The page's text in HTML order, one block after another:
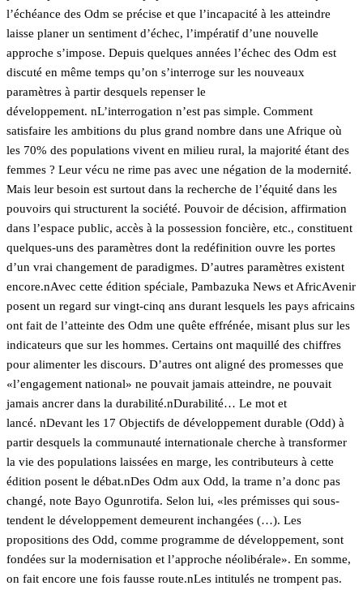
l’échéance des Odm se précise et que l’incapacité à les atteindre
laisse planer un sentiment d’échec, l’impératif d’une nouvelle
approche s’impose. Depuis quelques années l’échec des Odm est
discuté en même temps qu’on s’interroge sur les nouveaux
paramètres à partir desquels repenser le
développement. nL’interrogation n’est pas simple. Comment
satisfaire les ambitions du plus grand nombre dans une Afrique où
les 70% des populations vivent en milieu rural, la majorité étant des
femmes ? Leur vécu ne rime pas avec une négation de la modernité.
Mais leur besoin est surtout dans la recherche de l’équité dans les
pouvoirs qui structurent la société. Pouvoir de décision, affirmation
dans l’espace public, accès à la possession foncière, etc., constituent
quelques-uns des paramètres dont la redéfinition ouvre les portes
d’un vrai changement de paradigmes. D’autres paramètres existent
encore.nAvec cette édition spéciale, Pambazuka News et AfricAvenir
posent un regard sur vingt-cinq ans durant lesquels les pays africains
ont fait de l’atteinte des Odm une quête effrénée, misant plus sur les
indicateurs que sur les hommes. Certains ont maquillé des chiffres
pour alimenter les discours. D’autres ont aligné des promesses que
«l’engagement national» ne pouvait jamais atteindre, ne pouvait
jamais ancrer dans la durabilité.nDurabilité… Le mot et
lancé. nDevant les 17 Objectifs de développement durable (Odd) à
partir desquels la communauté internationale cherche à transformer
la vie des populations laissées en marge, les contributeurs à cette
édition posent le débat.nDes Odm aux Odd, la trame n’a donc pas
changé, note Bayo Ogunrotifa. Selon lui, «les prémisses qui sous-
tendent le développement demeurent inchangées (…). Les
propositions des Odd, comme programme de développement, sont
fondées sur la modernisation et l’approche néolibérale». En somme,
on fait encore une fois fausse route.nLes intitulés ne trompent pas.